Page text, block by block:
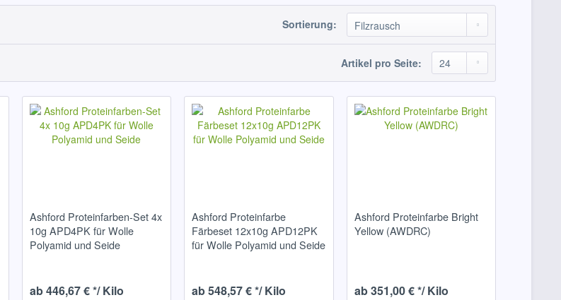
Sortierung:
Artikel pro Seite:
Ashford Proteinfarben-Set 4x
10g APD4PK für Wolle
Polyamid und Seide
ab 446,67 € */ Kilo
Ashford Proteinfarbe
Färbeset 12x10g APD12PK
für Wolle Polyamid und Seide
ab 548,57 € */ Kilo
Ashford Proteinfarbe Bright
Yellow (AWDRC)
ab 351,00 € */ Kilo